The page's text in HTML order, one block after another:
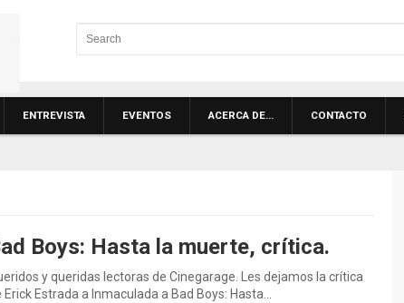
ENTREVISTA EVENTOS ACERCA DE… CONTACTO
Boys: Hasta la muerte, crítica.
y queridas lectoras de Cinegarage. Les dejamos la crítica
Erick Estrada a Inmaculada a Bad Boys: Hasta…